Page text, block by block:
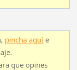
pincha aquí e
que opines